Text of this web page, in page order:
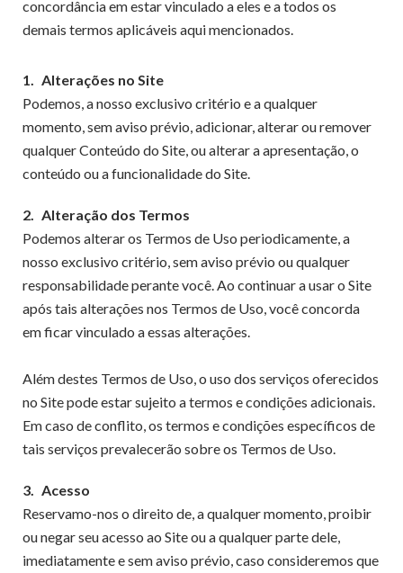
concordância em estar vinculado a eles e a todos os
demais termos aplicáveis ​​aqui mencionados.
1. Alterações no Site
Podemos, a nosso exclusivo critério e a qualquer
momento, sem aviso prévio, adicionar, alterar ou remover
qualquer Conteúdo do Site, ou alterar a apresentação, o
conteúdo ou a funcionalidade do Site.
2. Alteração dos Termos
Podemos alterar os Termos de Uso periodicamente, a
nosso exclusivo critério, sem aviso prévio ou qualquer
responsabilidade perante você. Ao continuar a usar o Site
após tais alterações nos Termos de Uso, você concorda
em ficar vinculado a essas alterações.
Além destes Termos de Uso, o uso dos serviços oferecidos
no Site pode estar sujeito a termos e condições adicionais.
Em caso de conflito, os termos e condições específicos de
tais serviços prevalecerão sobre os Termos de Uso.
3. Acesso
Reservamo-nos o direito de, a qualquer momento, proibir
ou negar seu acesso ao Site ou a qualquer parte dele,
imediatamente e sem aviso prévio, caso consideremos que